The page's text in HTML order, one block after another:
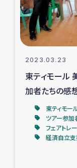
ベ
アグ
2023.03.23
東ティモール
加者たちの感
東ティモー
ツアー参加
フェアトレ
経済自立